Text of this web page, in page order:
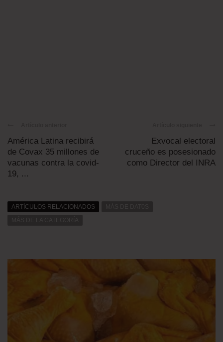
América Latina recibirá
de Covax 35 millones de
vacunas contra la covid-
19, ...
Exvocal electoral
cruceño es posesionado
como Director del INRA
ARTÍCULOS RELACIONADOS